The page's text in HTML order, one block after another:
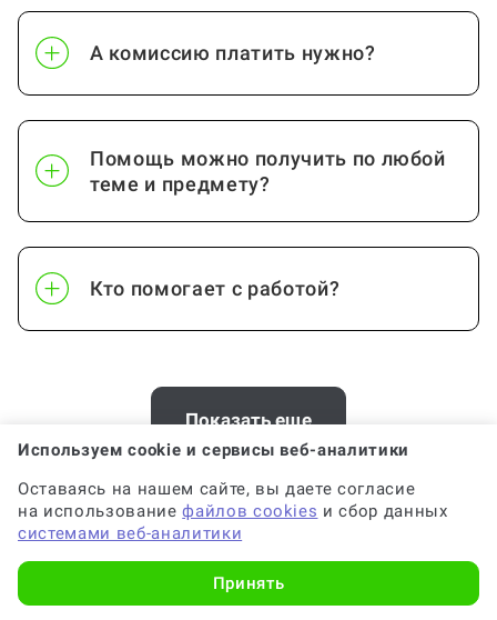
А комиссию платить нужно?
Помощь можно получить по любой
теме и предмету?
Кто помогает с работой?
Как работает гарантия?
Можно ли вернуть деньги?
Помощь с услугой Проектно-сметная
Показать еще
Хотите заказать консультацию по
проектно-сметной документации в
Москве? У нас есть офис
Используем cookie и сервисы веб-аналитики
Оставаясь на нашем сайте, вы даете согласие
на использованиефайлов cookies и сбор данных
системами веб-аналитики
Принять